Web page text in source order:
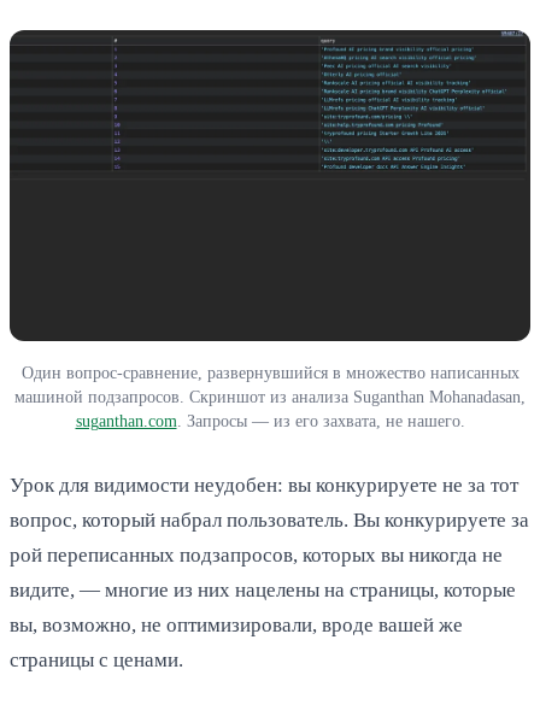
Один вопрос-сравнение, развернувшийся в множество написанных
машиной подзапросов. Скриншот из анализа Suganthan Mohanadasan,
suganthan.com . Запросы — из его захвата, не нашего.
Урок для видимости неудобен: вы конкурируете не за тот
вопрос, который набрал пользователь. Вы конкурируете за
рой переписанных подзапросов, которых вы никогда не
видите, — многие из них нацелены на страницы, которые
вы, возможно, не оптимизировали, вроде вашей же
страницы с ценами.